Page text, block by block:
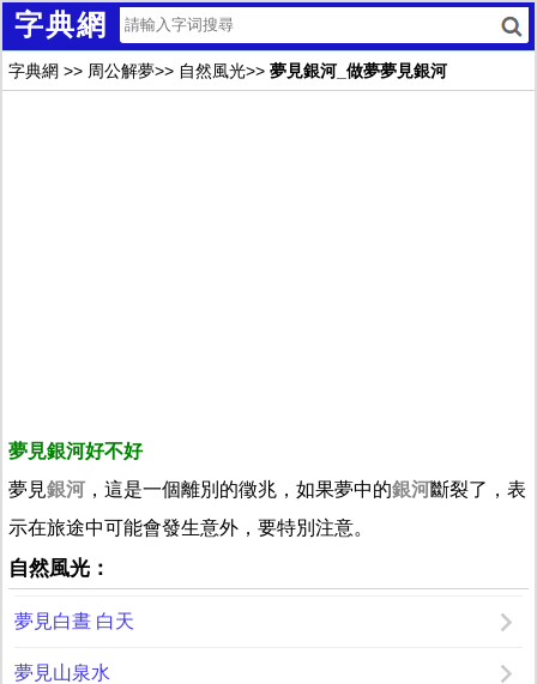
字典網
字典網 >> 周公解夢>> 自然風光>> 夢見銀河_做夢夢見銀河
夢見銀河好不好
夢見銀河 ，這是一個離別的徵兆，如果夢中的銀河斷裂了，表
示在旅途中可能會發生意外，要特別注意。
自然風光：
夢見白晝 白天
夢見山泉水